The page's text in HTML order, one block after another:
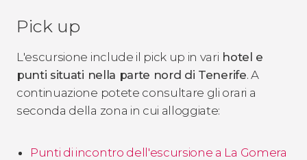
Pick up
L'escursione include il pick up in vari hotel e
punti situati nella parte nord di Tenerife. A
continuazione potete consultare gli orari a
seconda della zona in cui alloggiate:
Punti di incontro dell'escursione a La Gomera